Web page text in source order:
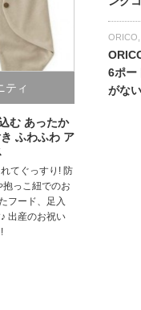
ティ
む あったか
ふわふわ ア
てぐっすり! 防
っこ紐でのお
フード、足入
出産のお祝い
ORICO
6ポー
がな